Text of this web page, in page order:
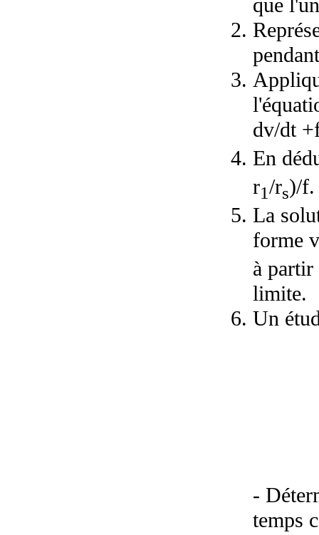
dv/dt
En
r1/rs)/f.
La
forme
à partir
limite.
Un
-
temps